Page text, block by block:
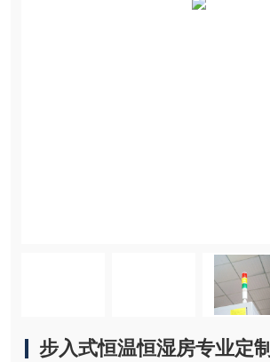
步入式恒温恒湿房专业定制